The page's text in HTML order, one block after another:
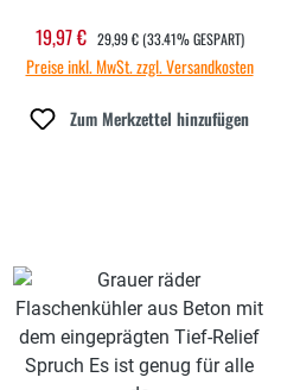
Verkaufspreis:
19,97 € REGULÄRER PREIS:
29,99 € (33.41% GESPART)
Preise inkl. MwSt. zzgl. Versandkosten
Zum Merkzettel hinzufügen